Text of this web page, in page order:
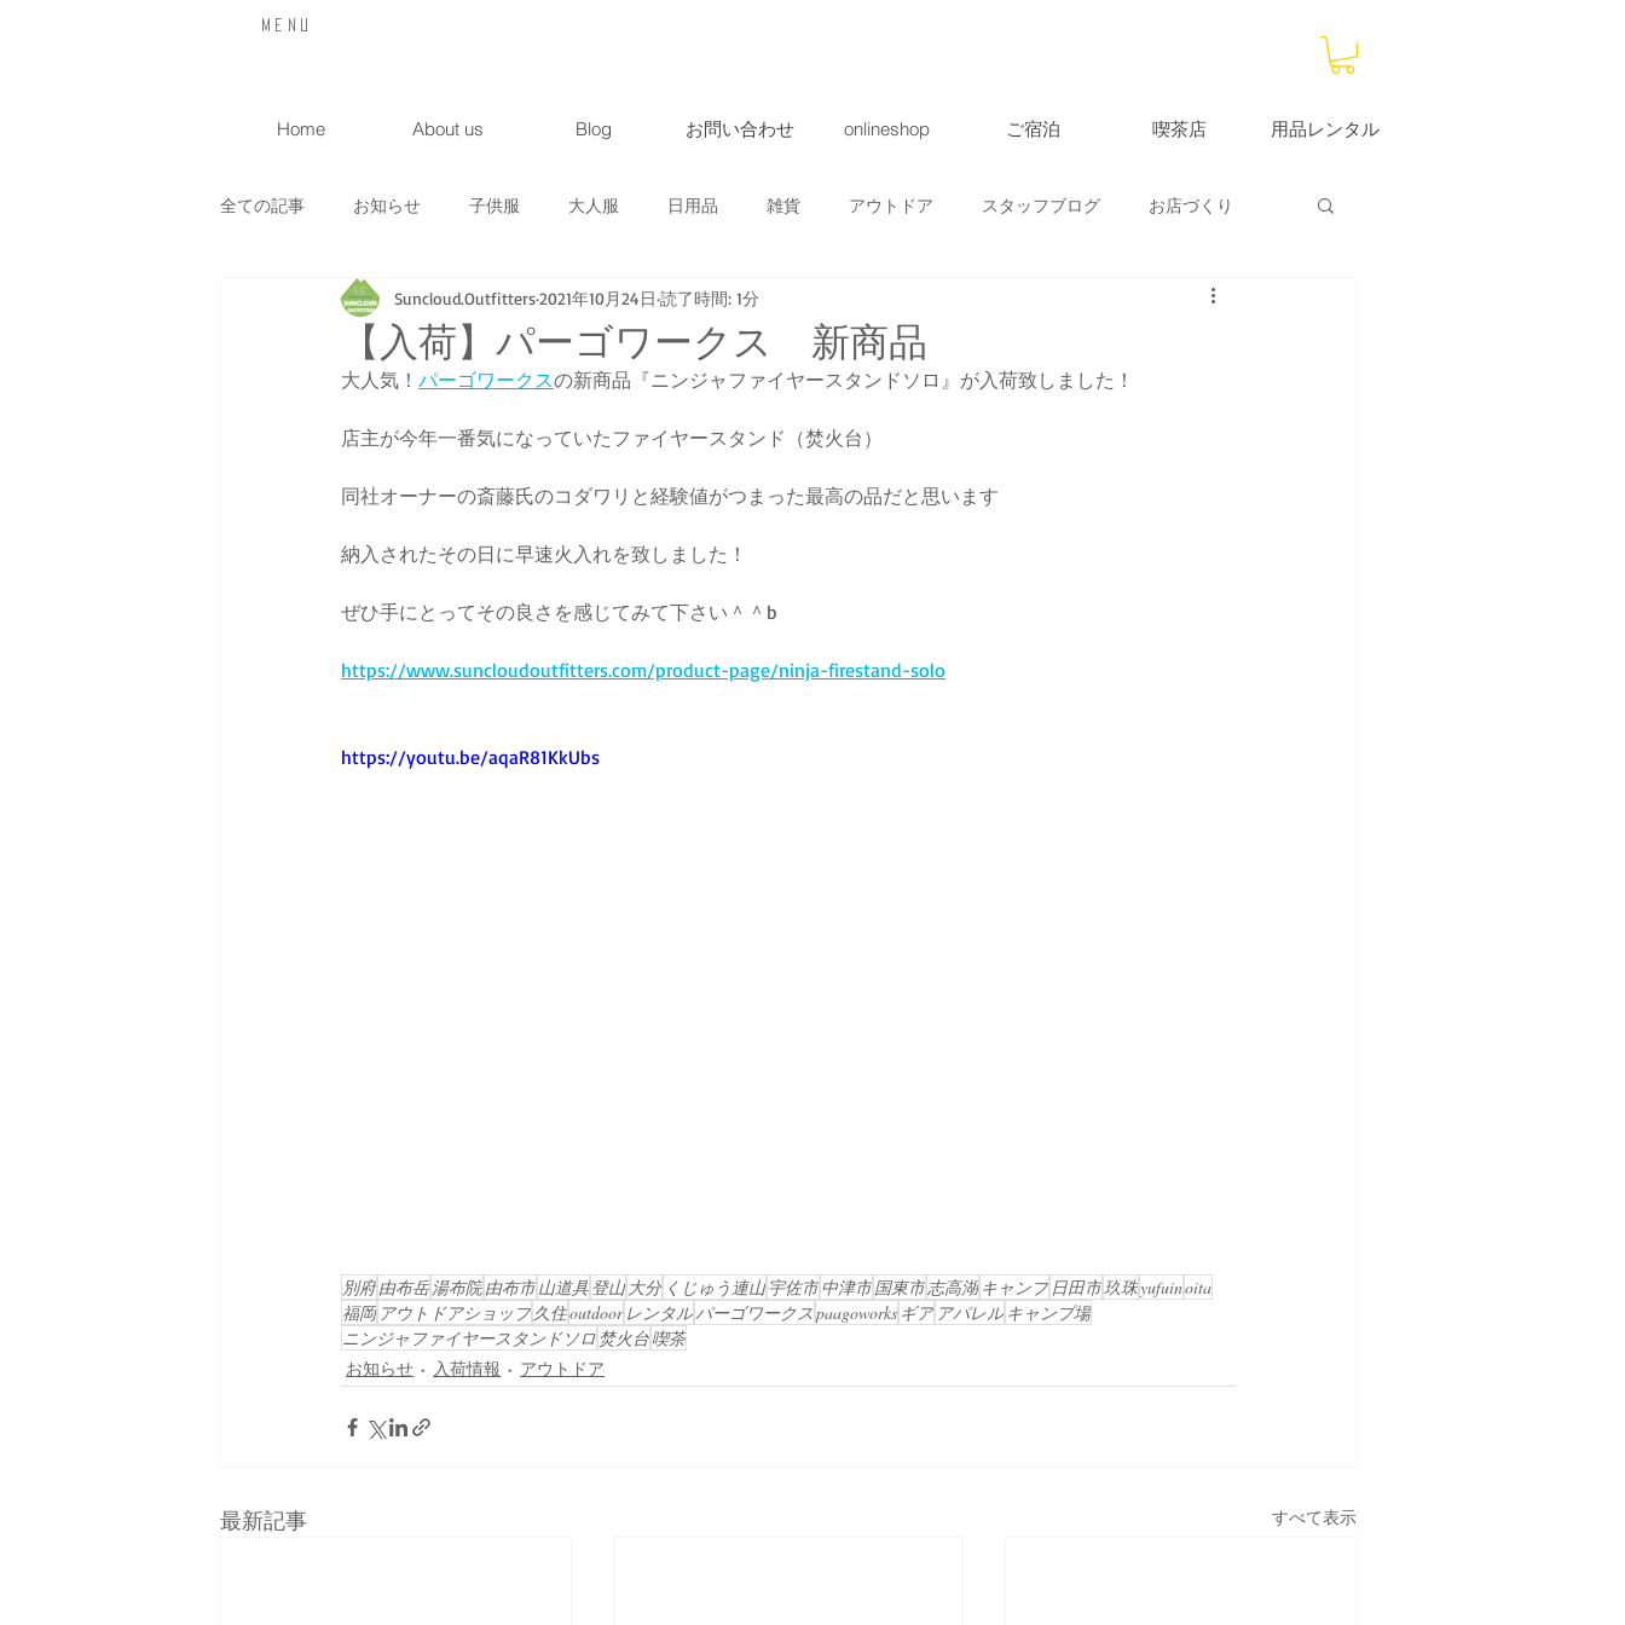
​Menu
Home About us Blog お問い合わせ onlineshop ご宿泊 喫茶店 用品レンタル
全ての記事 お知らせ 子供服 大人服 日用品 雑貨 アウトドア スタッフブログ お店づくり
入荷情報 イベント・ツアー 募集 地域情報 大分サブストア
【入荷】パーゴワークス 新商品
Suncloud.Outfitters2021年10月24日 読了時間: 1分
大人気！ パーゴワークスの新商品『ニンジャファイヤースタンドソロ』が入荷致しました！
店主が今年一番気になっていたファイヤースタンド（焚火台）
同社オーナーの斎藤氏のコダワリと経験値がつまった最高の品だと思います
納入されたその日に早速火入れを致しました！
ぜひ手にとってその良さを感じてみて下さい＾＾b
https://www.suncloudoutfitters.com/product-page/ninja-firestand-solo
https://youtu.be/aqaR81KkUbs
別府由布岳湯布院由布市山道具登山 大分 くじゅう連山宇佐市中津市国東市志高湖 キャンプ 日田市玖珠yufuinoita
福岡 アウトドアショップ 久住outdoor レンタルパーゴワークスpaagoworks ギア アパレル キャンプ場
ニンジャファイヤースタンドソロ 焚火台喫茶
お知らせ 入荷情報 アウトドア
最新記事 すべて表示